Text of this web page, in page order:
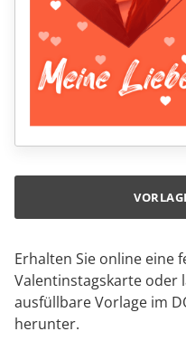
Erhalten Sie online eine
Valentinstagskarte oder
ausfüllbare Vorlage im
herunter.